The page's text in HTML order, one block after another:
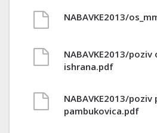
NABAVKE2013/
NABAVKE2013/
ishrana.pdf
NABAVKE2013/poziv
pambukovica.pdf